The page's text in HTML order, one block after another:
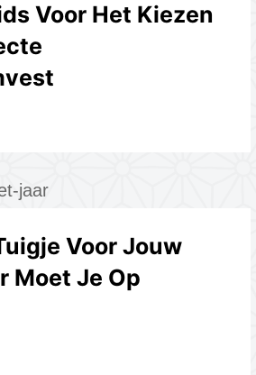
Voor Het Kiezen
Voor Jouw
Moet Je Op